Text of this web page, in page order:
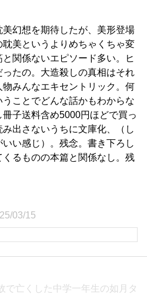
美幻想を期待したが、美形登場
耽美というよりめちゃくちゃ変
関係ないエピソード多い。ヒ
ったの。大造殺しの真相はそれ
物みんなエキセントリック。何
ことでどんな話かもわからな
子送料含め5000円ほどで買っ
出さないうちに文庫化、（し
い感じ）。残念。書き下ろし
るものの本篇と関係なし。残
03/15
で亡くした中学一年生の如月タ